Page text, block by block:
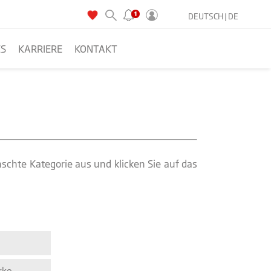
KARRIERE KONTAKT
DEUTSCH | DE
Kategorie aus und klicken Sie auf das